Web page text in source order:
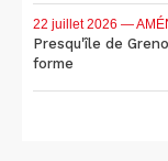
22 juillet 2026 —
Presqu'île de
forme